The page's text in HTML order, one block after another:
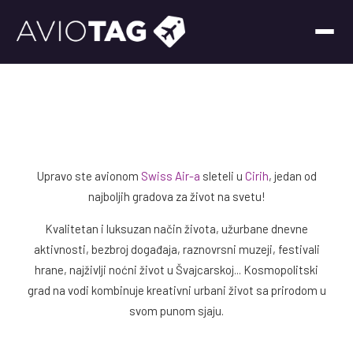
Upravo ste avionom Swiss Air-a sleteli u Cirih, jedan od
najboljih gradova za život na svetu!
Kvalitetan i luksuzan način života, užurbane dnevne
aktivnosti, bezbroj događaja, raznovrsni muzeji, festivali
hrane, najživlji noćni život u Švajcarskoj... Kosmopolitski
grad na vodi kombinuje kreativni urbani život sa prirodom u
svom punom sjaju.